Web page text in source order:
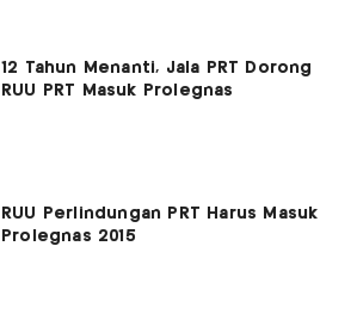
12 Tahun Menanti, Jala PRT Dorong
RUU PRT Masuk Prolegnas
RUU Perlindungan PRT Harus Masuk
Prolegnas 2015